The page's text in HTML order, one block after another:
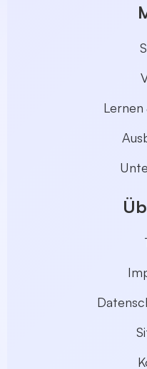
Lernen